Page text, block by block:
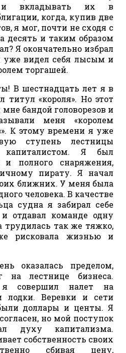
и вкладывать их в
когда, купив две
я мог, почти не сходя с
десять и таким образом
Я окончательно избрал
уже видел себя лысым и
торгашей.
В шестнадцать лет я в
титул «короля». Но этот
бандой головорезов и
меня «королем
К этому времени я уже
ступень лестницы
Я был
полного снаряжения,
пирату. Я начал
ближних. У меня была
человека. В качестве
судна я забирал себе
отдавал команде одну
трудилась так же тяжко,
рисковала жизнью и
оказалась пределом,
на лестнице бизнеса.
совершил налет на
лодки. Веревки и сети
доллары и центы. Я
но мой поступок
духу капитализма.
собственность своих
сбивая цену,